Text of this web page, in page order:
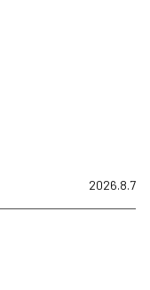
2026.8.7